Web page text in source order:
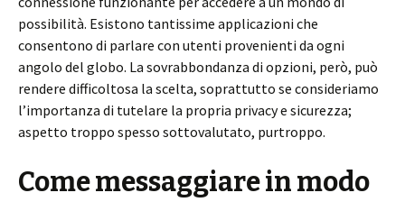
possibilità. Esistono tantissime applicazioni che
consentono di parlare con utenti provenienti da ogni
angolo del globo. La sovrabbondanza di opzioni, però, può
rendere difficoltosa la scelta, soprattutto se consideriamo
l’importanza di tutelare la propria privacy e sicurezza;
aspetto troppo spesso sottovalutato, purtroppo.
Come messaggiare in modo